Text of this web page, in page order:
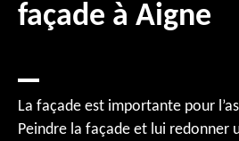
façade à Aigne
La façade est importante pour
Peindre la façade et lui redonner